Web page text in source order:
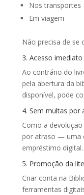
Nos transportes
Em viagem
Não precisa de se
3. Acesso imediato
Ao contrário do
pela abertura da
disponível, pode
4. Sem multas por
Como a
por atraso — uma
empréstimo digital.
5. Promoção da
Criar conta na
ferramentas